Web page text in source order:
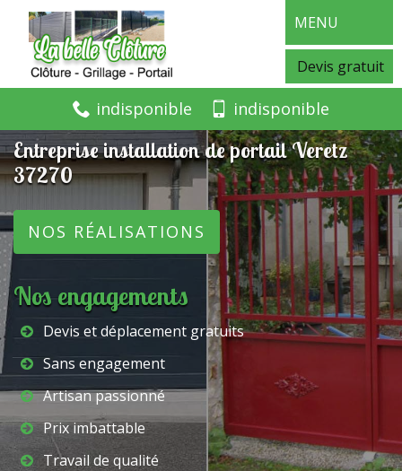
MENU
Devis gratuit
indisponible indisponible
Entreprise installation de portail Veretz
37270
NOS RÉALISATIONS
Nos engagements
Devis et déplacement gratuits
Sans engagement
Artisan passionné
Prix imbattable
Travail de qualité